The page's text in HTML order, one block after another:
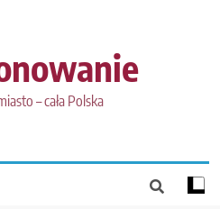
– cała Polska